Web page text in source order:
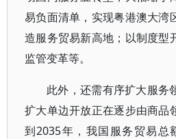
易负面清单，实现粤港澳大湾
造服务贸易新高地；以制度型
监管变革等。
此外，还需有序扩大服务
扩大单边开放正在逐步由商品
到2035年，我国服务贸易总